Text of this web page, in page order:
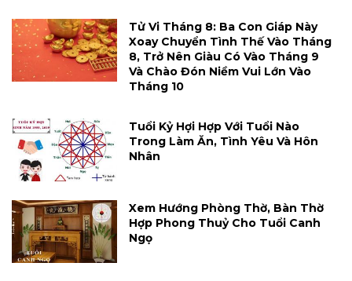
Tử Vi Tháng 8: Ba Con Giáp Này
Xoay Chuyển Tình Thế Vào Tháng
8, Trở Nên Giàu Có Vào Tháng 9
Và Chào Đón Niềm Vui Lớn Vào
Tháng 10
Tuổi Kỷ Hợi Hợp Với Tuổi Nào
Trong Làm Ăn, Tình Yêu Và Hôn
Nhân
Xem Hướng Phòng Thờ, Bàn Thờ
Hợp Phong Thuỷ Cho Tuổi Canh
Ngọ